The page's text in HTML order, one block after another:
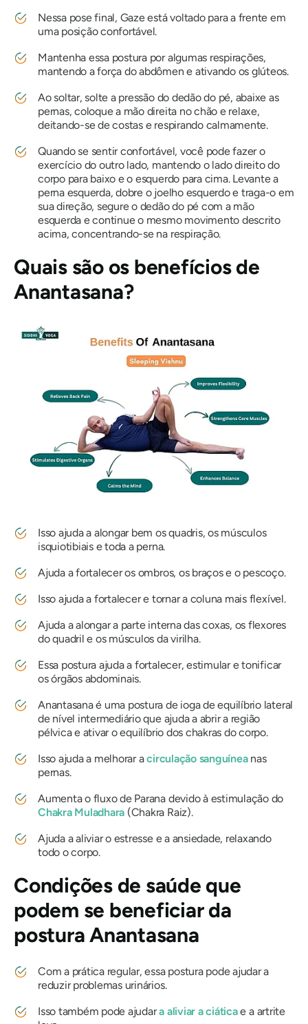
Nessa pose final, Gaze está voltado para a frente em
uma posição confortável.
Mantenha essa postura por algumas respirações,
mantendo a força do abdômen e ativando os glúteos.
Ao soltar, solte a pressão do dedão do pé, abaixe as
pernas, coloque a mão direita no chão e relaxe,
deitando-se de costas e respirando calmamente.
Quando se sentir confortável, você pode fazer o
exercício do outro lado, mantendo o lado direito do
corpo para baixo e o esquerdo para cima. Levante a
perna esquerda, dobre o joelho esquerdo e traga-o em
sua direção, segure o dedão do pé com a mão
esquerda e continue o mesmo movimento descrito
acima, concentrando-se na respiração.
Quais são os benefícios de
Anantasana?
Isso ajuda a alongar bem os quadris, os músculos
isquiotibiais e toda a perna.
Ajuda a fortalecer os ombros, os braços e o pescoço.
Isso ajuda a fortalecer e tornar a coluna mais flexível.
Ajuda a alongar a parte interna das coxas, os flexores
do quadril e os músculos da virilha.
Essa postura ajuda a fortalecer, estimular e tonificar
os órgãos abdominais.
Anantasanaé uma postura de ioga de equilíbrio lateral
de nível intermediário que ajuda a abrir a região
pélvica e ativar o equilíbrio dos chakras do corpo.
Isso ajuda a melhorar acirculação sanguíneanas
pernas.
Aumenta o fluxo de Parana devido à estimulação do
Chakra Muladhara (Chakra Raiz).
Ajuda a aliviar o estresse e a ansiedade, relaxando
todo o corpo.
Condições de saúde que
podem se beneficiar da
postura Anantasana
Com a prática regular, essa postura pode ajudar a
reduzir problemas urinários.
Isso também pode ajudara aliviar a ciáticae a artrite